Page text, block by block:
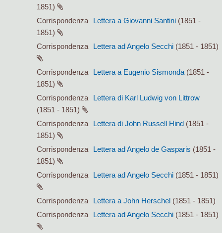
1851)
Corrispondenza
Lettera a Giovanni Santini (1851 -
1851)
Corrispondenza
Lettera ad Angelo Secchi (1851 - 1851)
Corrispondenza Lettera a Eugenio Sismonda (1851 -
1851)
Corrispondenza
Lettera di Karl Ludwig von Littrow
(1851 - 1851)
Corrispondenza
Lettera di John Russell Hind (1851 -
1851)
Corrispondenza
Lettera ad Angelo de Gasparis (1851 -
1851)
Corrispondenza
Lettera ad Angelo Secchi (1851 - 1851)
Corrispondenza Lettera a John Herschel (1851 - 1851)
Corrispondenza
Lettera ad Angelo Secchi (1851 - 1851)